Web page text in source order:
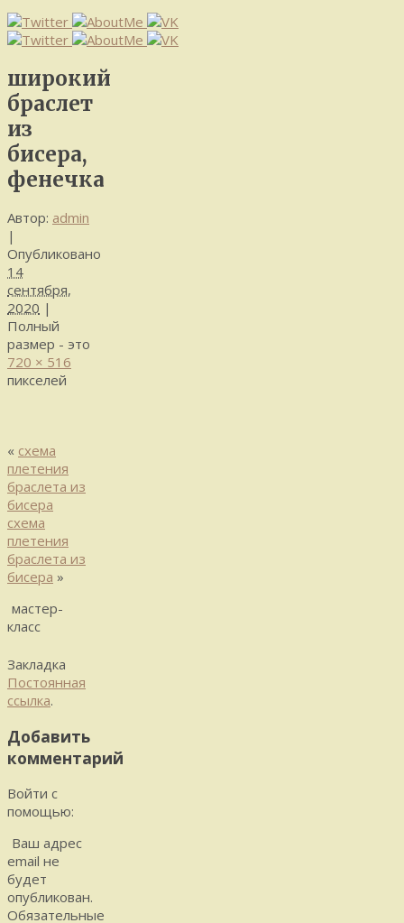
широкий
браслет
из
бисера,
фенечка
Автор: admin
|
Опубликовано
14
сентября,
2020 |
Полный
размер - это
720 × 516
пикселей
« схема
плетения
браслета из
бисера
схема
плетения
браслета из
бисера »
мастер-
класс
Закладка
Постоянная
ссылка.
Добавить
комментарий
Войти с
помощью:
Ваш адрес
email не
будет
опубликован.
Обязательные